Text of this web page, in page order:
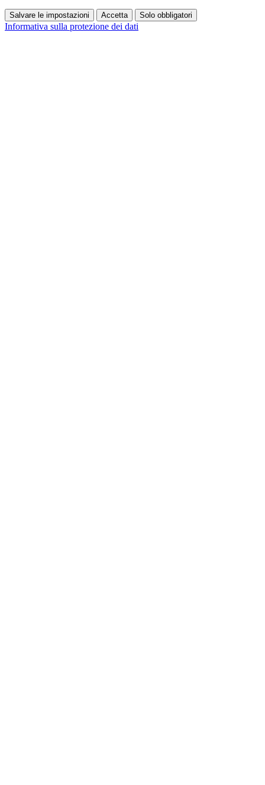
Salvare le impostazioni Accetta Solo obbligatori
Informativa sulla protezione dei dati